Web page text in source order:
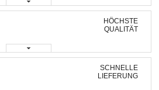
HÖCHSTE
QUALITÄT
SCHNELLE
LIEFERUNG